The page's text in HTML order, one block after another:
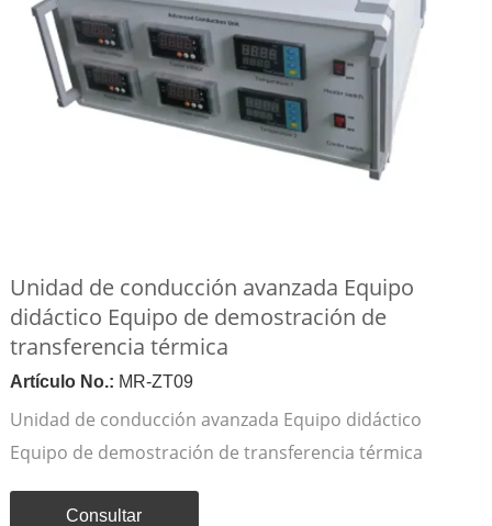
Unidad de conducción avanzada Equipo
didáctico Equipo de demostración de
transferencia térmica
Artículo No.: MR-ZT09
Unidad de conducción avanzada Equipo didáctico
Equipo de demostración de transferencia térmica
Consultar